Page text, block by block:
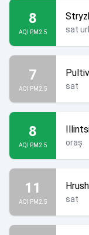
8
AQI PM2.5 sat
7
AQI PM2.5 sat
8
AQI PM2.5 oraș
11
AQI PM2.5 sat